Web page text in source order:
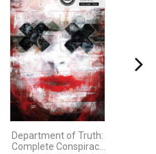
Department of Truth:
Complete Conspiracy